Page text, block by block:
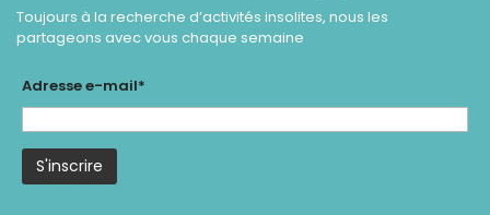
Toujours à la recherche d’activités insolites, nous les
partageons avec vous chaque semaine
Adresse e-mail*